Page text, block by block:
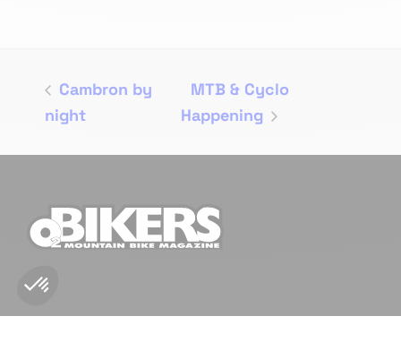
Cambron by
night
MTB & Cyclo
Happening
NOUS CONTACTER